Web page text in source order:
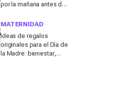
por la mañana antes de ir
molestar a los
MATERNIDAD
Ideas de regalos
originales para el Día de
la Madre: bienestar,